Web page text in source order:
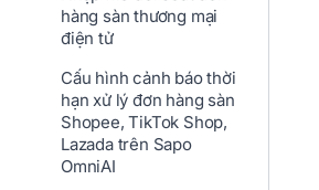
hàng sàn thương mại
điện tử
Cấu hình cảnh báo thời
hạn xử lý đơn hàng sàn
Shopee, TikTok Shop,
Lazada trên Sapo
OmniAI